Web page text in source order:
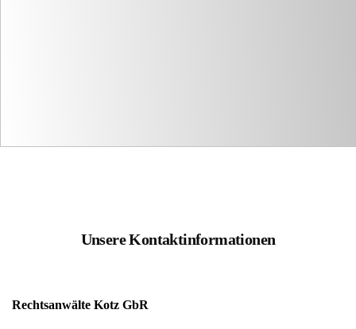
Unsere Kontaktinformationen
Rechtsanwälte Kotz GbR